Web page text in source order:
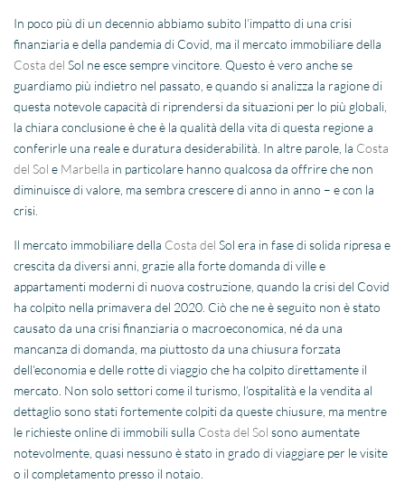
In poco più di un decennio abbiamo subito l’impatto di una crisi
finanziaria e della pandemia di Covid, ma il mercato immobiliare della
Costa del Sol ne esce sempre vincitore. Questo è vero anche se
guardiamo più indietro nel passato, e quando si analizza la ragione di
questa notevole capacità di riprendersi da situazioni per lo più globali,
la chiara conclusione è che è la qualità della vita di questa regione a
conferirle una reale e duratura desiderabilità. In altre parole, la Costa
del Sol e Marbella in particolare hanno qualcosa da offrire che non
diminuisce di valore, ma sembra crescere di anno in anno – e con la
crisi.
Il mercato immobiliare della Costa del Sol era in fase di solida ripresa e
crescita da diversi anni, grazie alla forte domanda di ville e
appartamenti moderni di nuova costruzione, quando la crisi del Covid
ha colpito nella primavera del 2020. Ciò che ne è seguito non è stato
causato da una crisi finanziaria o macroeconomica, né da una
mancanza di domanda, ma piuttosto da una chiusura forzata
dell’economia e delle rotte di viaggio che ha colpito direttamente il
mercato. Non solo settori come il turismo, l’ospitalità e la vendita al
dettaglio sono stati fortemente colpiti da queste chiusure, ma mentre
le richieste online di immobili sulla Costa del Sol sono aumentate
notevolmente, quasi nessuno è stato in grado di viaggiare per le visite
o il completamento presso il notaio.